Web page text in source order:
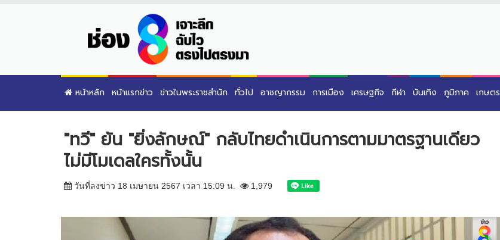
หน้าหลัก หน้าแรกข่าว ข่าวในพระราชสำนัก ทั่วไป อาชญากรรม การเมือง เศรษฐกิจ กีฬา บันเทิง ภูมิภาค เกษตร
"ทวี" ยัน "ยิ่งลักษณ์" กลับไทยดำเนินการตามมาตรฐานเดียว
ไม่มีโมเดลใครทั้งนั้น
วันที่ลงข่าว 18 เมษายน 2567 เวลา 15:09 น. 1,979